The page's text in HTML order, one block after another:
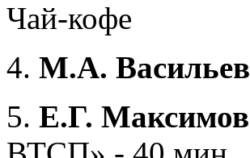
Чай-кофе
4. М.А. Васильев
5. Е.Г. Максимов